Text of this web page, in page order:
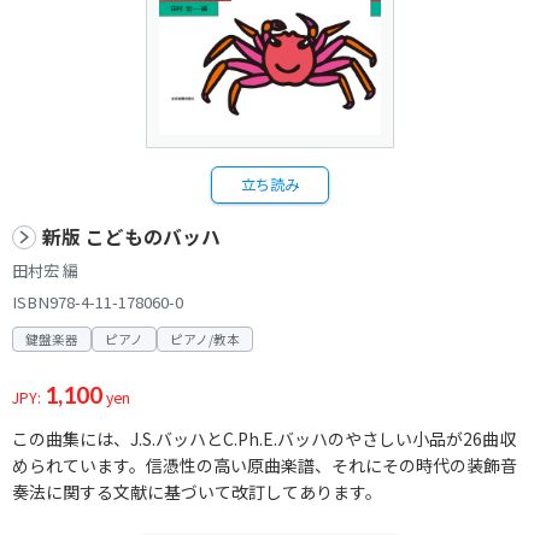
立ち読み
新版 こどものバッハ
田村宏 編
ISBN978-4-11-178060-0
鍵盤楽器 ピアノ ピアノ/教本
JPY: 1,100yen
この曲集には、J.S.バッハとC.Ph.E.バッハのやさしい小品が26曲収
められています。信憑性の高い原曲楽譜、それにその時代の装飾音
奏法に関する文献に基づいて改訂してあります。